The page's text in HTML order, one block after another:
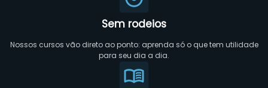
Sem rodeios
Nossos cursos vão direto ao ponto: aprenda só o que tem utilidade
para seu dia a dia.